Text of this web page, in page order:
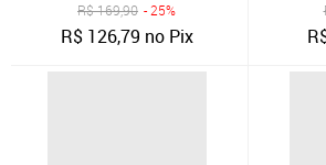
R$169,90 - 25%
R$ 126,79 no Pix